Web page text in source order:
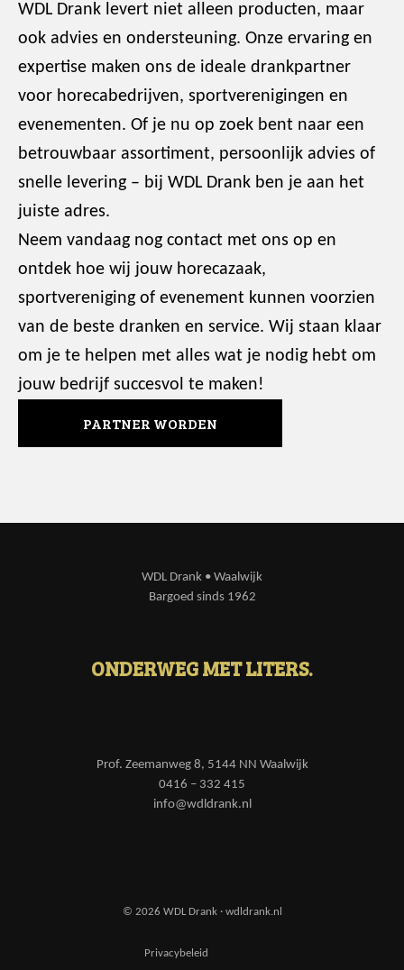
WDL Drank levert niet alleen producten, maar
ook advies en ondersteuning. Onze ervaring en
expertise maken ons de ideale drankpartner
voor horecabedrijven, sportverenigingen en
evenementen. Of je nu op zoek bent naar een
betrouwbaar assortiment, persoonlijk advies of
snelle levering – bij WDL Drank ben je aan het
juiste adres.
Neem vandaag nog contact met ons op en
ontdek hoe wij jouw horecazaak,
sportvereniging of evenement kunnen voorzien
van de beste dranken en service. Wij staan klaar
om je te helpen met alles wat je nodig hebt om
jouw bedrijf succesvol te maken!
PARTNER WORDEN
WDL Drank • Waalwijk
Bargoed sinds 1962
ONDERWEG MET LITERS.
Prof. Zeemanweg 8, 5144 NN Waalwijk
0416 – 332 415
info@wdldrank.nl
© 2026 WDL Drank · wdldrank.nl
Privacybeleid